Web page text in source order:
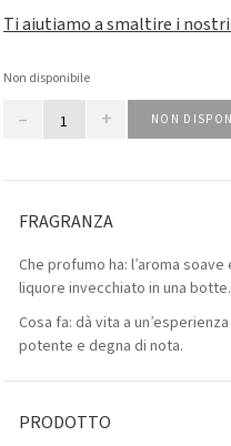
Ti aiutiamo a smaltire i
Non disponibile
– + NON
FRAGRANZA
Che profumo ha: l’aroma
liquore invecchiato in una botte.
Cosa fa: dà vita a
potente e degna di nota.
PRODOTTO